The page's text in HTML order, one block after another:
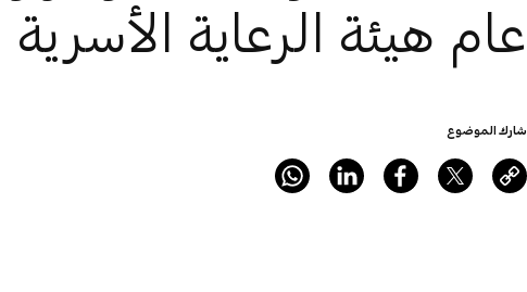
عام هيئة الرعاية الأسرية
شارك الموضوع